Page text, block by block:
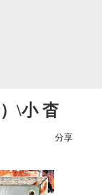
\小 杳
分享